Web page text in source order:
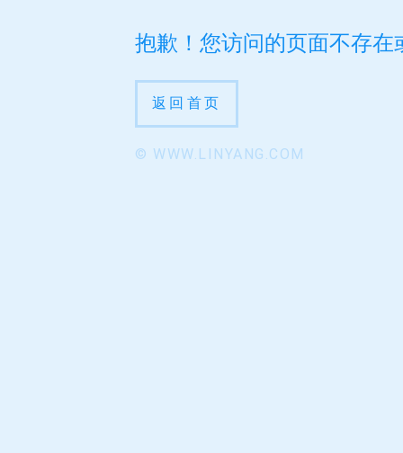
抱歉！您访问的页面不存在
返回首页
© WWW.LINYANG.COM